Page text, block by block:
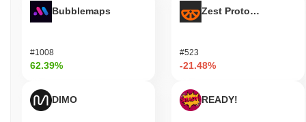
Bubblemaps
#1008
62.39%
DIMO
Zest Protocol
#523
-21.48%
READY!